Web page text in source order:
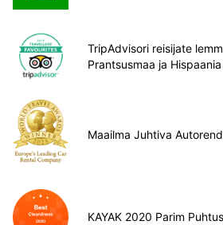
TripAdvisori reisijate
Prantsusmaa ja
Maailma Juhtiva
KAYAK 2020 Parim Puhtus